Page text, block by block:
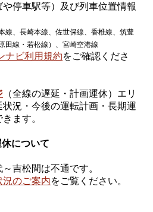
停車駅等）及び列車位置情報
、長崎本線、佐世保線、香椎線、筑豊
田線・若松線）、宮崎空港線
ナビ利用規約をご確認くださ
（全線の遅延・計画運休）エリ
況・今後の運転計画・長期運
ます。
について
吉松間は不通です。
況のご案内をご覧ください。